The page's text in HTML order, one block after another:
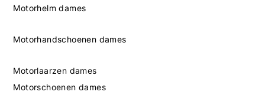
Motorhelm dames
Motorhandschoenen dames
Motorlaarzen dames
Motorschoenen dames